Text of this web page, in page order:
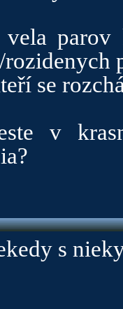
vela
se
v
s